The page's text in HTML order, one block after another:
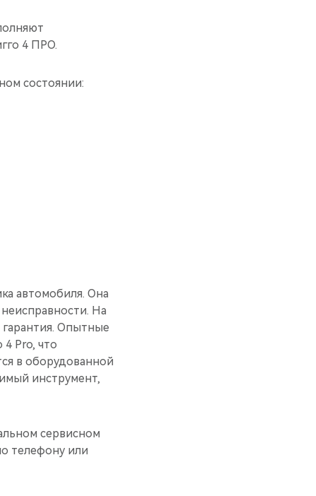
4 ПРО.
состоянии:
автомобиля. Она
На
гарантия. Опытные
Pro, что
в оборудованной
инструмент,
сервисном
телефону или